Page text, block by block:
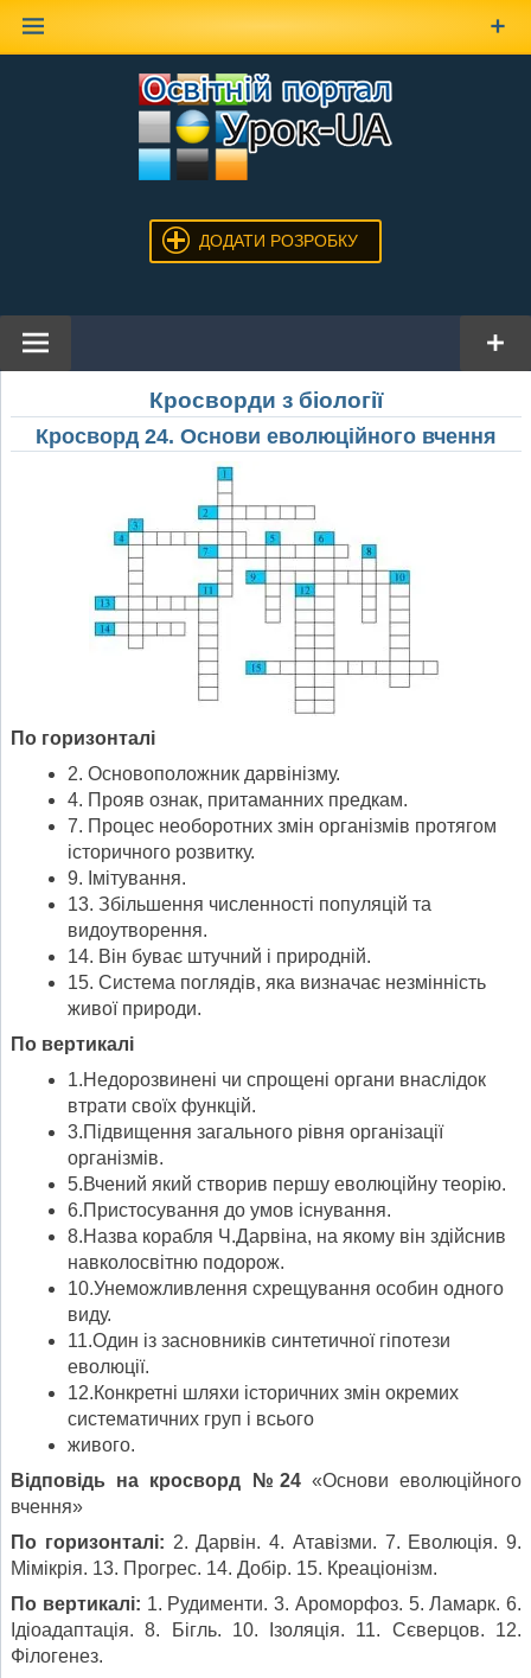
ДОДАТИ РОЗРОБКУ
Кросворди з біології
Кросворд 24. Основи еволюційного вчення
По горизонталі
2. Основоположник дарвінізму.
4. Прояв ознак, притаманних предкам.
7. Процес необоротних змін організмів протягом
історичного розвитку.
9. Імітування.
13. Збільшення численності популяцій та
видоутворення.
14. Він буває штучний і природній.
15. Система поглядів, яка визначає незмінність
живої природи.
По вертикалі
1.Недорозвинені чи спрощені органи внаслідок
втрати своїх функцій.
3.Підвищення загального рівня організації
організмів.
5.Вчений який створив першу еволюційну теорію.
6.Пристосування до умов існування.
8.Назва корабля Ч.Дарвіна, на якому він здійснив
навколосвітню подорож.
10.Унеможливлення схрещування особин одного
виду.
11.Один із засновників синтетичної гіпотези
еволюції.
12.Конкретні шляхи історичних змін окремих
систематичних груп і всього
живого.
Відповідь на кросворд №24«Основи еволюційного
вчення»
По горизонталі: 2. Дарвін. 4. Атавізми. 7. Еволюція. 9.
Мімікрія. 13. Прогрес. 14. Добір. 15. Креаціонізм.
По вертикалі: 1. Рудименти. 3. Ароморфоз. 5. Ламарк. 6.
Ідіоадаптація. 8. Бігль. 10. Ізоляція. 11. Сєверцов. 12.
Філогенез.